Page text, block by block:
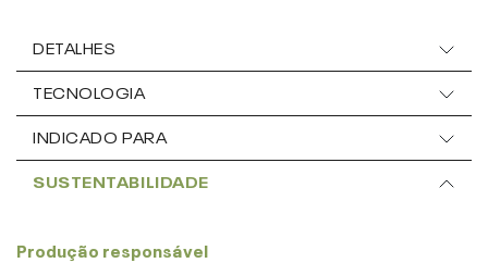
DETALHES
TECNOLOGIA
INDICADO PARA
SUSTENTABILIDADE
Produção responsável